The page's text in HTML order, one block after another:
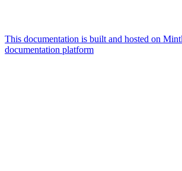
This documentation is built and hosted on
documentation platform